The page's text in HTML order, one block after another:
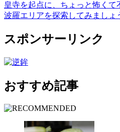
皇寺を起点に、ちょっと怖く
波羅エリアを探索してみましょ
スポンサーリンク
おすすめ記事